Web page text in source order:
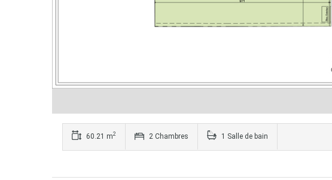
60.21 m2 2 Chambres 1 Salle de bain